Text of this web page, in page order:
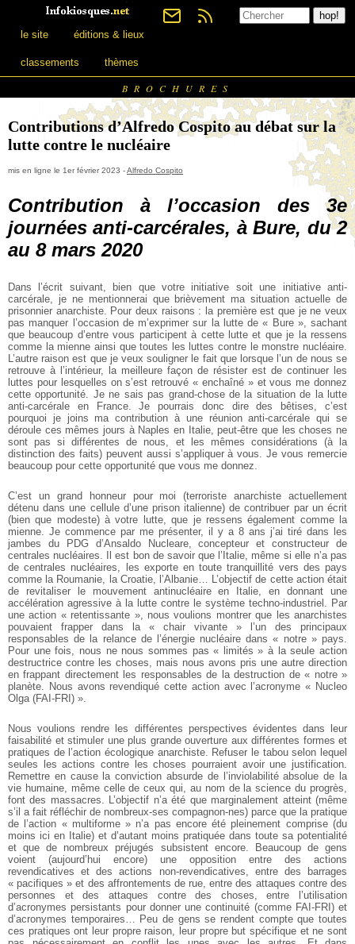
le site éditions & lieux
classements thèmes
BROCHURES
Contributions d’Alfredo Cospito au débat sur la
lutte contre le nucléaire
mis en ligne le 1er février 2023 -Alfredo Cospito
Contribution à l’occasion des 3e
journées anti-carcérales, à Bure, du 2
au 8 mars 2020
Dans l’écrit suivant, bien que votre initiative soit une initiative anti-
carcérale, je ne mentionnerai que brièvement ma situation actuelle de
prisonnier anarchiste. Pour deux raisons : la première est que je ne veux
pas manquer l’occasion de m’exprimer sur la lutte de « Bure », sachant
que beaucoup d’entre vous participent à cette lutte et que je la ressens
comme la mienne ainsi que toutes les luttes contre le monstre nucléaire.
L’autre raison est que je veux souligner le fait que lorsque l’un de nous se
retrouve à l’intérieur, la meilleure façon de résister est de continuer les
luttes pour lesquelles on s’est retrouvé « enchaîné » et vous me donnez
cette opportunité. Je ne sais pas grand-chose de la situation de la lutte
anti-carcérale en France. Je pourrais donc dire des bêtises, c’est
pourquoi je joins ma contribution à une réunion anti-carcérale qui se
déroule ces mêmes jours à Naples en Italie, peut-être que les choses ne
sont pas si différentes de nous, et les mêmes considérations (à la
distinction des faits) peuvent aussi s’appliquer à vous. Je vous remercie
beaucoup pour cette opportunité que vous me donnez.
C’est un grand honneur pour moi (terroriste anarchiste actuellement
détenu dans une cellule d’une prison italienne) de contribuer par un écrit
(bien que modeste) à votre lutte, que je ressens également comme la
mienne. Je commence par me présenter, il y a 8 ans j’ai tiré dans les
jambes du PDG d’Ansaldo Nucleare, concepteur et constructeur de
centrales nucléaires. Il est bon de savoir que l’Italie, même si elle n’a pas
de centrales nucléaires, les exporte en toute tranquillité vers des pays
comme la Roumanie, la Croatie, l’Albanie… L’objectif de cette action était
de revitaliser le mouvement antinucléaire en Italie, en donnant une
accélération agressive à la lutte contre le système techno-industriel. Par
une action « retentissante », nous voulions montrer que les anarchistes
pouvaient frapper dans la « chair vivante » l’un des principaux
responsables de la relance de l’énergie nucléaire dans « notre » pays.
Pour une fois, nous ne nous sommes pas « limités » à la seule action
destructrice contre les choses, mais nous avons pris une autre direction
en frappant directement les responsables de la destruction de « notre »
planète. Nous avons revendiqué cette action avec l’acronyme « Nucleo
Olga (FAI-FRI) ».
Nous voulions rendre les différentes perspectives évidentes dans leur
faisabilité et stimuler une plus grande ouverture aux différentes formes et
pratiques de l’action écologique anarchiste. Refuser le tabou selon lequel
seules les actions contre les choses pourraient avoir une justification.
Remettre en cause la conviction absurde de l’inviolabilité absolue de la
vie humaine, même celle de ceux qui, au nom de la science du progrès,
font des massacres. L’objectif n’a été que marginalement atteint (même
s’il a fait réfléchir de nombreux-ses compagnon-nes) parce que la pratique
de l’action « multiforme » n’a pas encore été pleinement comprise (du
moins ici en Italie) et d’autant moins pratiquée dans toute sa potentialité
et que de nombreux préjugés subsistent encore. Beaucoup de gens
voient (aujourd’hui encore) une opposition entre des actions
revendicatives et des actions non-revendicatives, entre des barrages
« pacifiques » et des affrontements de rue, entre des attaques contre des
personnes et des attaques contre des choses, entre l’utilisation
d’acronymes persistants pour donner une continuité (comme FAI-FRI) et
d’acronymes temporaires… Peu de gens se rendent compte que toutes
ces pratiques ont leur propre raison, leur propre but spécifique et ne sont